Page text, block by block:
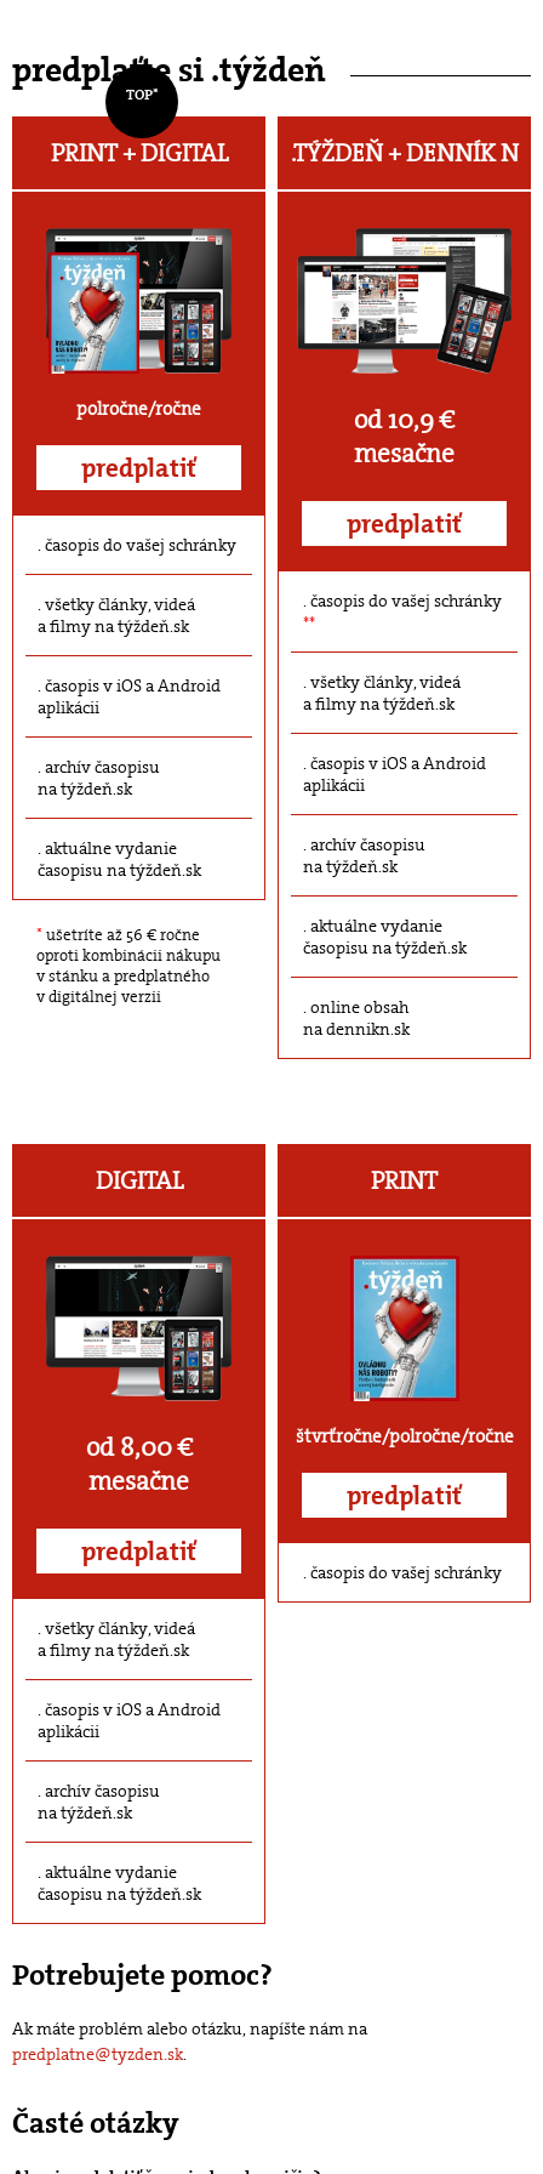
predplaťte si .týždeň
TOP*
PRINT + DIGITAL
polročne/ročne
predplatiť
časopis do vašej schránky
všetky články, videá
a filmy na týždeň.sk
časopis v iOS a Android
aplikácii
archív časopisu
na týždeň.sk
aktuálne vydanie
časopisu na týždeň.sk
* ušetríte až 56 € ročne
oproti kombinácii nákupu
v stánku a predplatného
v digitálnej verzii
.TÝŽDEŇ +DENNÍK N
od 10,9 €
mesačne
predplatiť
časopis do vašej schránky
**
všetky články, videá
a filmy na týždeň.sk
časopis v iOS a Android
aplikácii
archív časopisu
na týždeň.sk
aktuálne vydanie
časopisu na týždeň.sk
online obsah
na dennikn.sk
DIGITAL
od 8,00 €
mesačne
predplatiť
všetky články, videá
a filmy na týždeň.sk
časopis v iOS a Android
aplikácii
archív časopisu
na týždeň.sk
aktuálne vydanie
časopisu na týždeň.sk
PRINT
štvrťročne/polročne/ročne
predplatiť
časopis do vašej schránky
Potrebujete pomoc?
Ak máte problém alebo otázku, napíšte nám na
predplatne@tyzden.sk.
Časté otázky